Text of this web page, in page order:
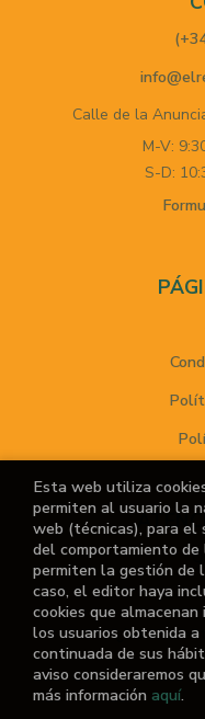
Calle de la
M-V:
S-D:
¿No
Esta web utiliza
permiten al usuario la
web (técnicas), para el
del comportamiento
permiten la gestión de
caso, el editor haya
cookies que
los usuarios obtenida
continuada de sus
aviso consideraremos
más información aquí.